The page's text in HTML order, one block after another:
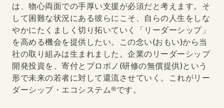
は、物心両面での手厚い支援が必須だと考えます。そ
して困難な状況にある彼らにこそ、自らの人生をしな
やかにたくましく切り拓いていく「リーダーシップ」
を高める機会を提供したい。この念い(おもい)から当
社の取り組みは生まれました。企業のリーダーシップ
開発投資を、寄付とプロボノ(研修の無償提供)という
形で未来の若者に対して還流させていく。これがリー
ダーシップ・エコシステム®です。